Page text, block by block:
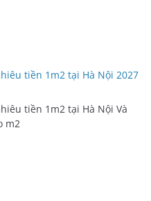
tiền 1m2 tại Hà Nội 2027
tiền 1m2 tại Hà Nội Và
m2